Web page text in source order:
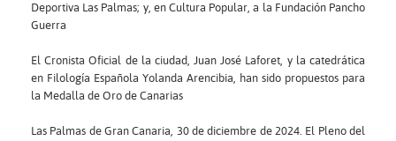
Deportiva Las Palmas; y, en Cultura Popular, a la Fundación Pancho
Guerra
El Cronista Oficial de la ciudad, Juan José Laforet, y la catedrática
en Filología Española Yolanda Arencibia, han sido propuestos para
la Medalla de Oro de Canarias
Las Palmas de Gran Canaria, 30 de diciembre de 2024. El Pleno del